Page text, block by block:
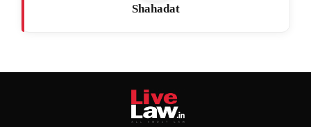
Shahadat